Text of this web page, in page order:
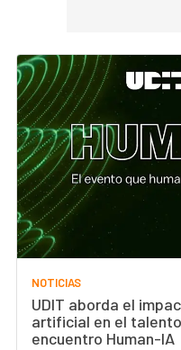
NOTICIAS
UDIT aborda el
artificial en el
encuentro Human-IA